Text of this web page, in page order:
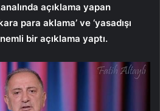
açıklama yapan
para aklama’ ve ‘yasadışı
bir açıklama yaptı.